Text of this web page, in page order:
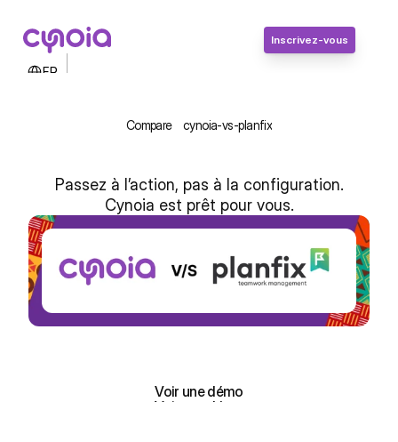
Inscrivez-vous
FR
Compare cynoia-vs-planfix
Cynoia vs Planfix : Collaboration
Passez à l’action, pas à la configuration.
Cynoia est prêt pour vous.
Voir une démo
Voir une démo